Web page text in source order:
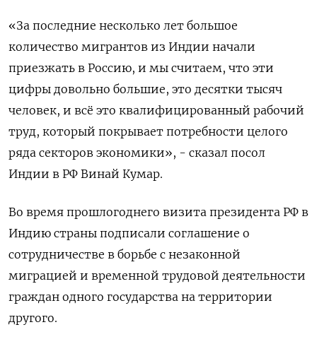
«За последние несколько лет большое
количество мигрантов из Индии начали
приезжать в Россию, и мы считаем, что эти
цифры довольно большие, это десятки тысяч
человек, и всё это квалифицированный рабочий
труд, который покрывает потребности целого
ряда ​секторов экономики», - сказал посол
Индии в РФ Винай Кумар.
Во ​время прошлогоднего визита президента РФ в
Индию страны подписали соглашение о ​
сотрудничестве в ⁠борьбе с незаконной
миграцией и временной трудовой деятельности
граждан одного государства на территории
другого.